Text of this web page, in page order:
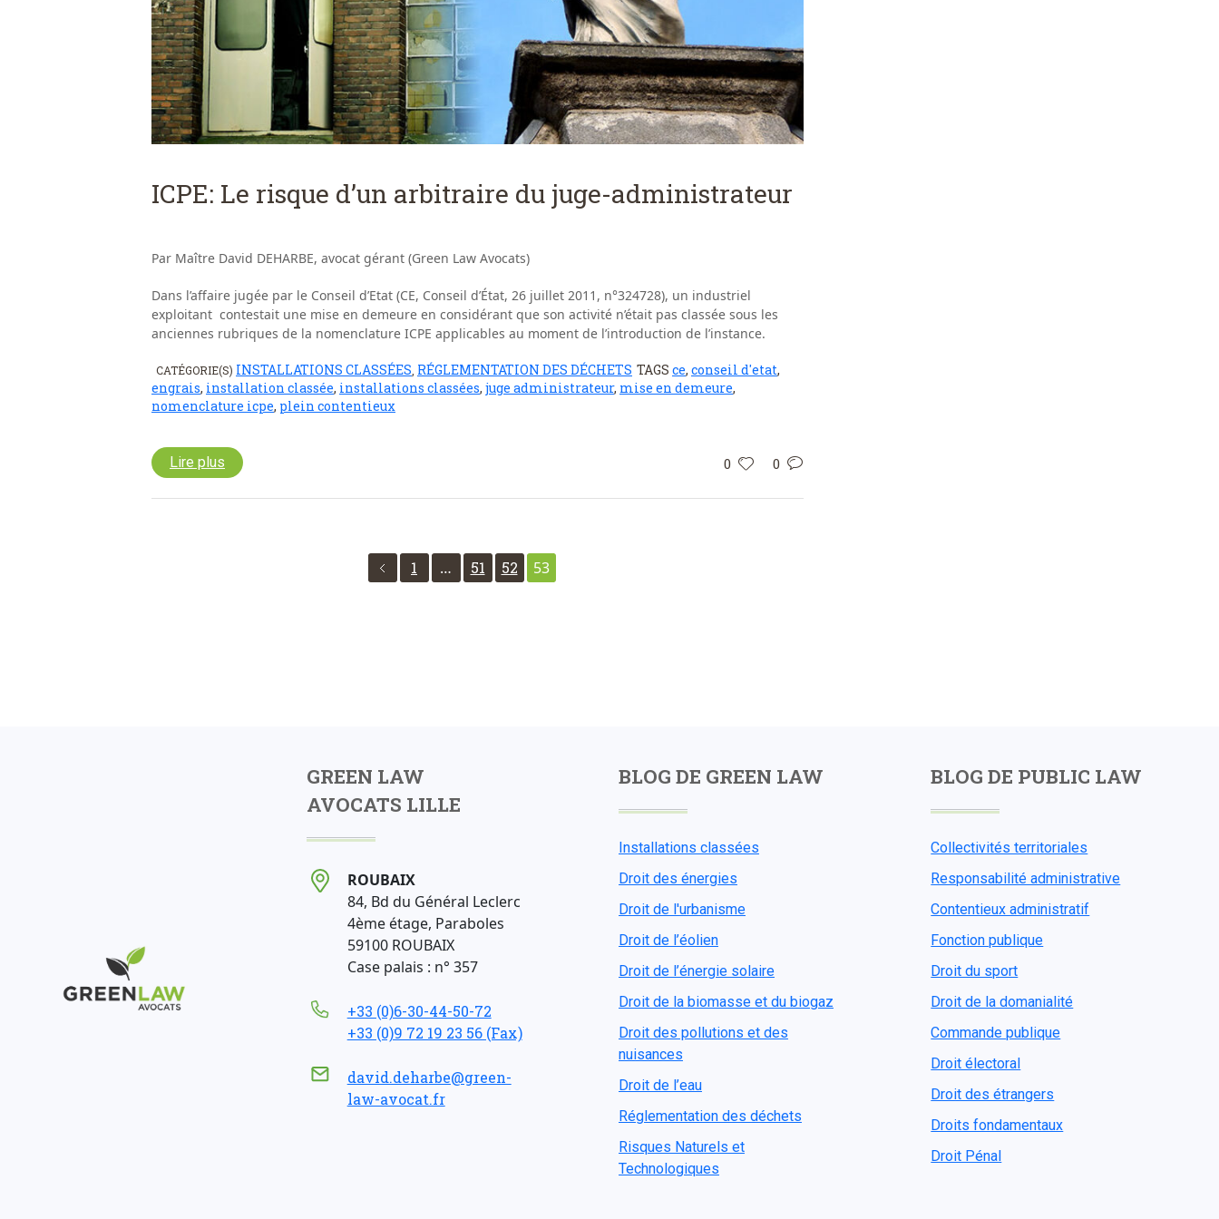
ICPE: Le risque d’un arbitraire du juge-administrateur
Par Maître David DEHARBE, avocat gérant (Green Law Avocats)
Dans l’affaire jugée par le Conseil d’Etat (CE, Conseil d’État, 26 juillet 2011, n°324728), un industriel
exploitant contestait une mise en demeure en considérant que son activité n’était pas classée sous les
anciennes rubriques de la nomenclature ICPE applicables au moment de l’introduction de l’instance.
CATÉGORIE(S) INSTALLATIONS CLASSÉES, RÉGLEMENTATION DES DÉCHETS TAGS ce, conseil d'etat,
engrais, installation classée, installations classées, juge administrateur, mise en demeure,
nomenclature icpe, plein contentieux
0 0
Lire plus
1 … 51 52 53
GREEN LAW
AVOCATS LILLE
ROUBAIX
84, Bd du Général Leclerc
4ème étage, Paraboles
59100 ROUBAIX
Case palais : n° 357
+33 (0)6-30-44-50-72
+33 (0)9 72 19 23 56 (Fax)
david.deharbe@green-
law-avocat.fr
BLOG DE GREEN LAW
Installations classées
Droit des énergies
Droit de l'urbanisme
Droit de l’éolien
Droit de l’énergie solaire
Droit de la biomasse et du biogaz
Droit des pollutions et des
nuisances
Droit de l’eau
Réglementation des déchets
Risques Naturels et
Technologiques
BLOG DE PUBLIC LAW
Collectivités territoriales
Responsabilité administrative
Contentieux administratif
Fonction publique
Droit du sport
Droit de la domanialité
Commande publique
Droit électoral
Droit des étrangers
Droits fondamentaux
Droit Pénal